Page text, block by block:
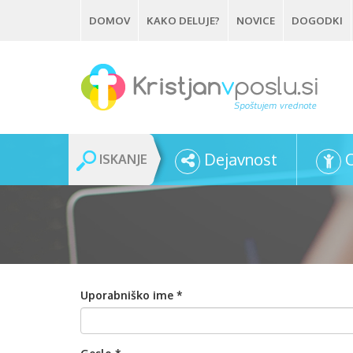
DOMOV KAKO DELUJE? NOVICE DOGODKI
ISKANJE Dejavnost
Uporabniško ime *